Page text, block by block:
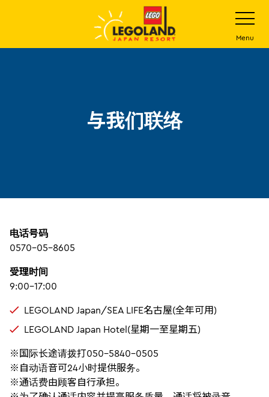
主
打
开
网
站
菜
单
Menu
与我们联络
电话号码
0570-05-8605
受理时间
9:00-17:00
LEGOLAND Japan/SEA LIFE名古屋(全年可用)
LEGOLAND Japan Hotel(星期一至星期五)
※国际长途请拨打050-5840-0505
※自动语音可24小时提供服务。
※通话费由顾客自行承担。